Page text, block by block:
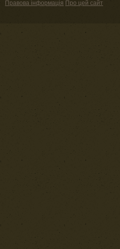
Правова інформація Про цей сайт